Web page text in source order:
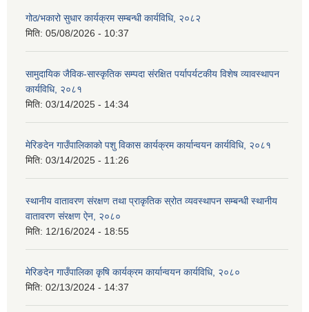
गोठ/भकारो सुधार कार्यक्रम सम्बन्धी कार्यविधि, २०८२
मिति: 05/08/2026 - 10:37
सामुदायिक जैविक-सास्कृतिक सम्पदा संरक्षित पर्यापर्यटकीय विशेष व्यावस्थापन
कार्यविधि, २०८१
मिति: 03/14/2025 - 14:34
मेरिङदेन गाउँपालिकाको पशु विकास कार्यक्रम कार्यान्वयन कार्यविधि, २०८१
मिति: 03/14/2025 - 11:26
स्थानीय वातावरण संरक्षण तथा प्राकृतिक स्रोत व्यवस्थापन सम्बन्धी स्थानीय
वातावरण संरक्षण ऐन, २०८०
मिति: 12/16/2024 - 18:55
मेरिङदेन गाउँपालिका कृषि कार्यक्रम कार्यान्वयन कार्यविधि, २०८०
मिति: 02/13/2024 - 14:37